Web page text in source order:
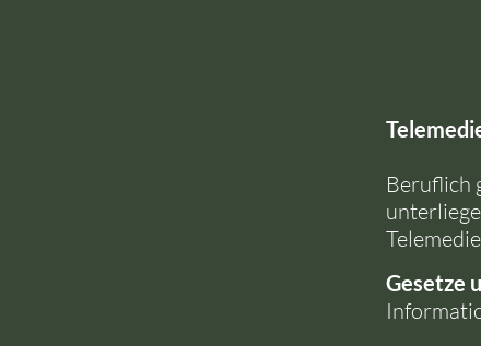
Beruflich
Gesetze